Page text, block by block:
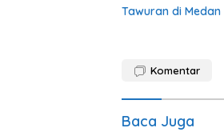
Tawuran di
Komentar
Baca Juga